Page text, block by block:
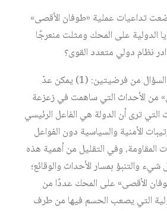
تداعيات عملية «طوفان الأقصى»
الدولية على المحك ومثلت منعرجًا
نظام دولي متعدد القوى؟
ينطلق البحث في هذا السؤال من فرضيتين: (1) يمكن عدّ
من الأحداث التي ساهمت في زعزعة
ترى أن الدولة هي الفاعل الرئيسي
الأمنية والسياسية دون الفواعل
المقاومة، وفي التقليل من أهمية هذه
والتنبؤ بمسار الأحداث والوقائع؛
الأقصى» على المحك عددًا من
التي يصعب الحسم فيها من طرف